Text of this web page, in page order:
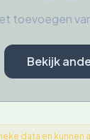
toevoegen
Bekijk
data en